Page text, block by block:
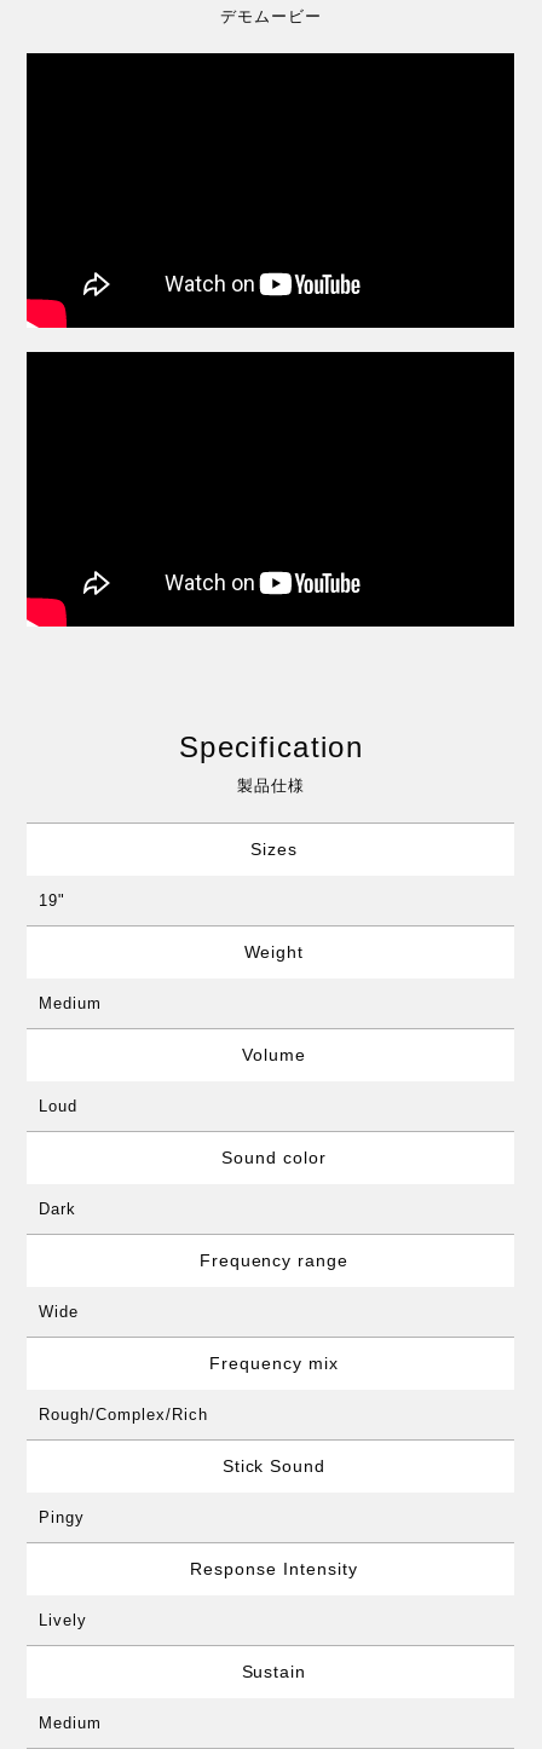
デモムービー
Specification
製品仕様
Sizes
19"
Weight
Medium
Volume
Loud
Sound color
Dark
Frequency range
Wide
Frequency mix
Rough/Complex/Rich
Stick Sound
Pingy
Response Intensity
Lively
Sustain
Medium